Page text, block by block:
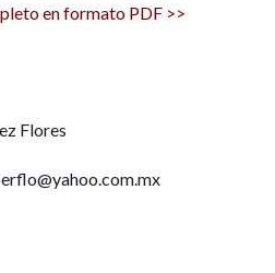
en formato PDF >>
Flores